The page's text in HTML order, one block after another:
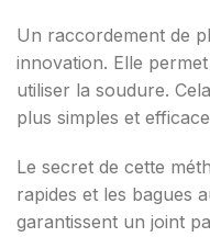
Un raccordement de
innovation. Elle
utiliser la soudure.
plus simples et
Le secret de cette
rapides et les bagues
garantissent un joint